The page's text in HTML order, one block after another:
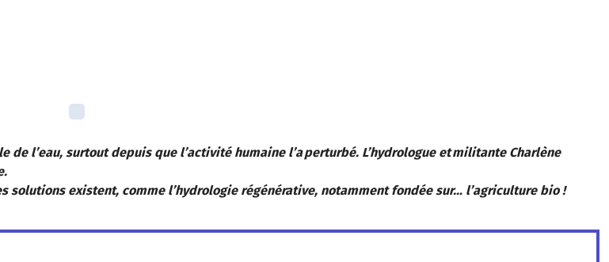
de l’eau, surtout depuis que l’activité humaine l’a perturbé. L’hydrologue et militante Charlène
existent, comme l’hydrologie régénérative, notamment fondée sur… l’agriculture bio !